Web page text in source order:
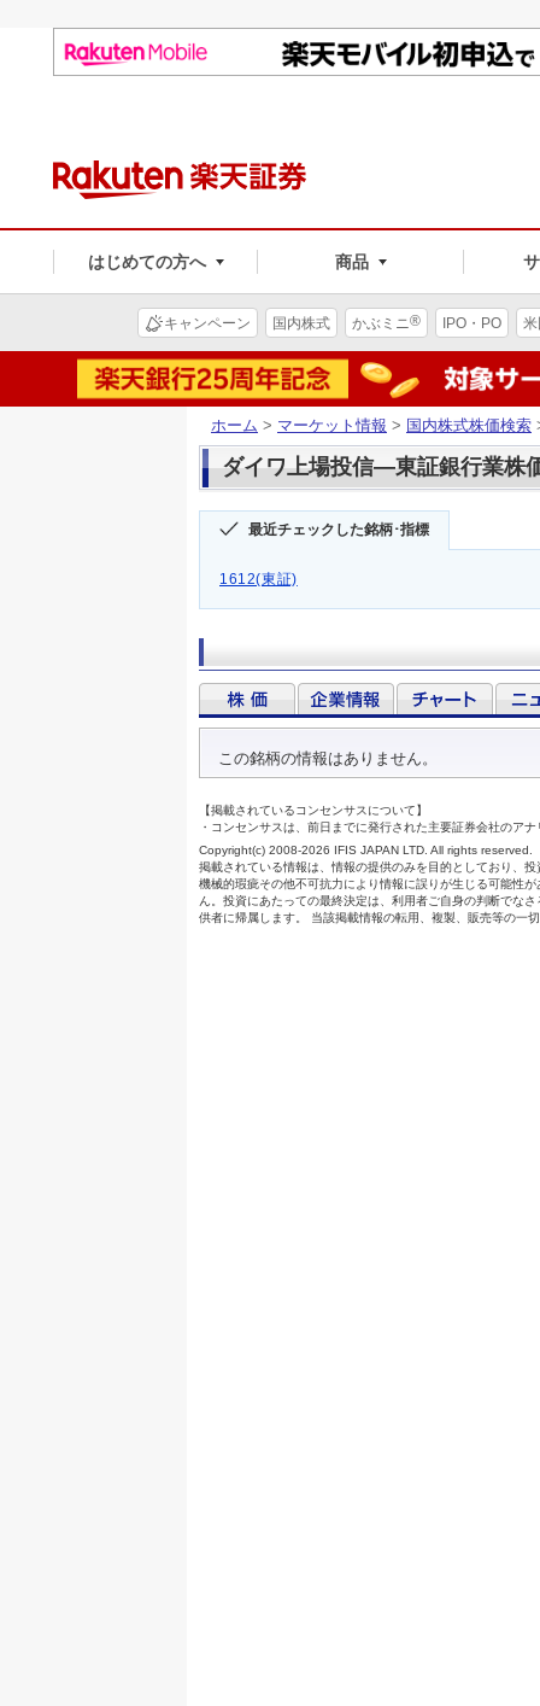
はじめての方へ 商品
キャンペーン 国内株式 かぶミニ® IPO・PO
ホーム > マーケット情報 > 国内株式株価検索
ダイワ上場投信―東証銀行業株
最近チェックした銘柄･指標
1612(東証)